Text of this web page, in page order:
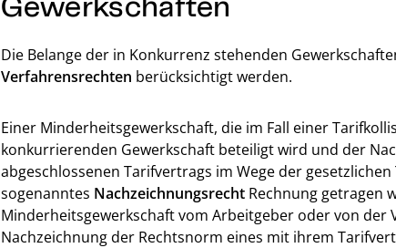
Die Belange der in Konkurrenz stehenden
Verfahrensrechten berücksichtigt werden.
Einer Minderheitsgewerkschaft, die im Fall einer
konkurrierenden Gewerkschaft beteiligt wird und der
abgeschlossenen Tarifvertrags im Wege der
sogenanntes Nachzeichnungsrecht Rechnung getragen
Minderheitsgewerkschaft vom Arbeitgeber oder von der
Nachzeichnung der Rechtsnorm eines mit ihrem